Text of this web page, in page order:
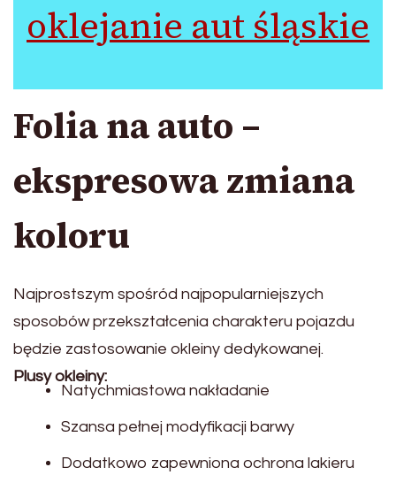
oklejanie aut śląskie
Folia na auto –
ekspresowa zmiana
koloru
Najprostszym spośród najpopularniejszych
sposobów przekształcenia charakteru pojazdu
będzie zastosowanie okleiny dedykowanej.
Plusy okleiny:
Natychmiastowa nakładanie
Szansa pełnej modyfikacji barwy
Dodatkowo zapewniona ochrona lakieru